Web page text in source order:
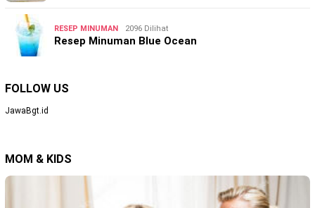
RESEP MINUMAN 2096 Dilihat
Resep Minuman Blue Ocean
FOLLOW US
JawaBgt.id
MOM & KIDS